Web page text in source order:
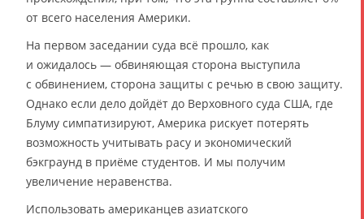
от всего населения Америки.
На первом заседании суда всё прошло, как
и ожидалось — обвиняющая сторона выступила
с обвинением, сторона защиты с речью в свою защиту.
Однако если дело дойдёт до Верховного суда США, где
Блуму симпатизируют, Америка рискует потерять
возможность учитывать расу и экономический
бэкграунд в приёме студентов. И мы получим
увеличение неравенства.
Использовать американцев азиатского